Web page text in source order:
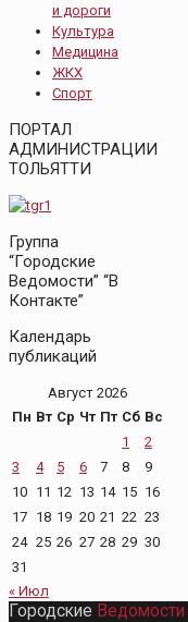
и дороги
Культура
Медицина
ЖКХ
Спорт
ПОРТАЛ
АДМИНИСТРАЦИИ
ТОЛЬЯТТИ
Группа
“Городские
Ведомости” “В
Контакте”
Календарь
публикаций
Август 2026
Пн Вт Ср Чт Пт Сб Вс
1
2
3
4 5 6 7 8
9
10 11 12 13 14 15 16
17 18 19 20 21 22 23
24 25 26 27 28 29 30
31
« Июл
Городские Ведомости